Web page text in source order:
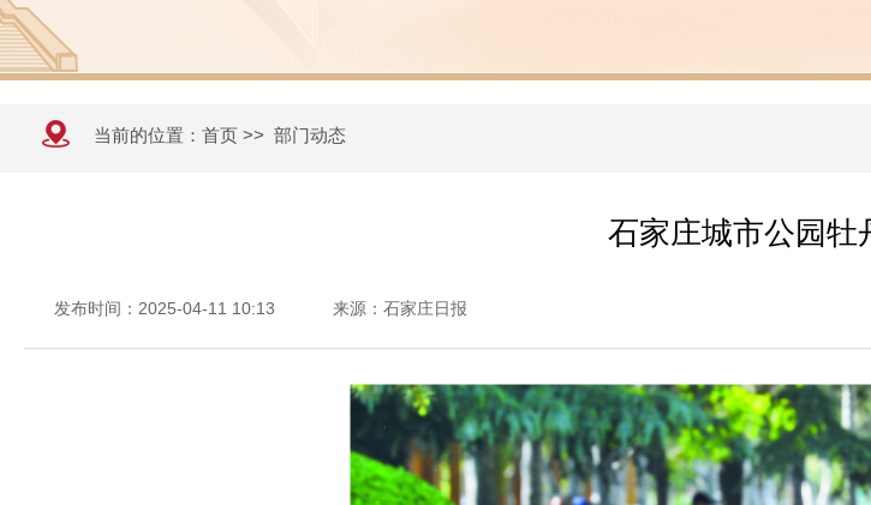
当前的位置： 首页 >> 部门动态
石家庄城市公园牡
发布时间：2025-04-11 10:13 来源：石家庄日报